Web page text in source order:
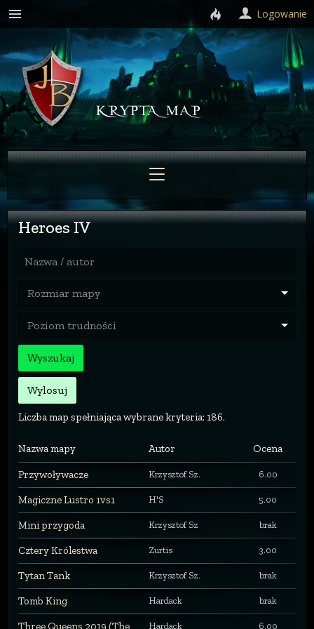
Heroes IV
Nazwa / autor
Rozmiar mapy
Poziom trudności
Wyszukaj
Wylosuj
Liczba map spełniająca wybrane kryteria: 186.
Nazwa mapy Autor Ocena
Przywoływacze Krzysztof Sz. 6.00
Magiczne Lustro 1vs1 H'S 5.00
Mini przygoda Krzysztof Sz brak
Cztery Królestwa Zurtis 3.00
Tytan Tank Krzysztof Sz. brak
Tomb King Hardack brak
Three Queens 2019 (The Hardack 6.00
Logowanie